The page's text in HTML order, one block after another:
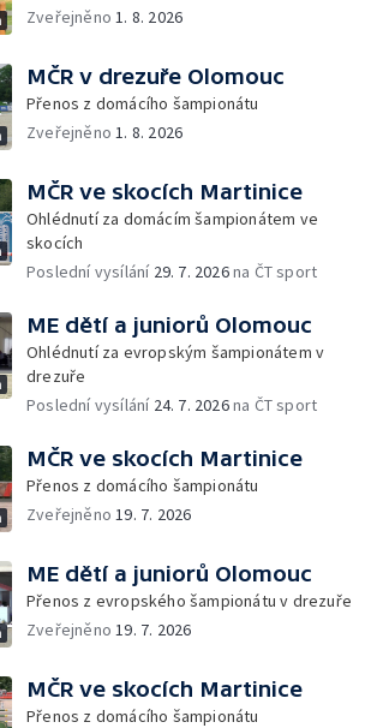
Zveřejněno1. 8. 2026
MČR v drezuře Olomouc
Přenos z domácího šampionátu
Zveřejněno1. 8. 2026
MČR ve skocích Martinice
Ohlédnutí za domácím šampionátem ve
skocích
Poslední vysílání 29. 7. 2026na ČT sport
ME dětí a juniorů Olomouc
Ohlédnutí za evropským šampionátem v
drezuře
Poslední vysílání 24. 7. 2026na ČT sport
MČR ve skocích Martinice
Přenos z domácího šampionátu
Zveřejněno19. 7. 2026
ME dětí a juniorů Olomouc
Přenos z evropského šampionátu v drezuře
Zveřejněno19. 7. 2026
MČR ve skocích Martinice
Přenos z domácího šampionátu